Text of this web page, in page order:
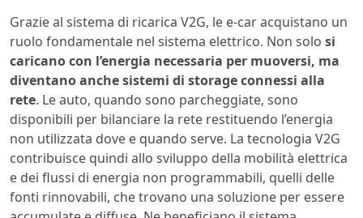
Grazie al sistema di ricarica V2G, le e-car acquistano un
ruolo fondamentale nel sistema elettrico. Non solo si
caricano con l’energia necessaria per muoversi, ma
diventano anche sistemi di storage connessi alla
rete. Le auto, quando sono parcheggiate, sono
disponibili per bilanciare la rete restituendo l’energia
non utilizzata dove e quando serve. La tecnologia V2G
contribuisce quindi allo sviluppo della mobilità elettrica
e dei flussi di energia non programmabili, quelli delle
fonti rinnovabili, che trovano una soluzione per essere